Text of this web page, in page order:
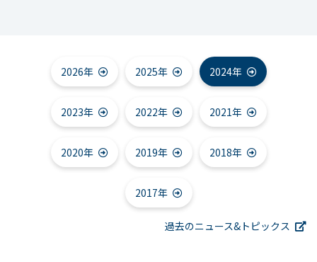
2026年 2025年 2024年
2023年 2022年 2021年
2020年 2019年 2018年
2017年
過去のニュース&トピックス